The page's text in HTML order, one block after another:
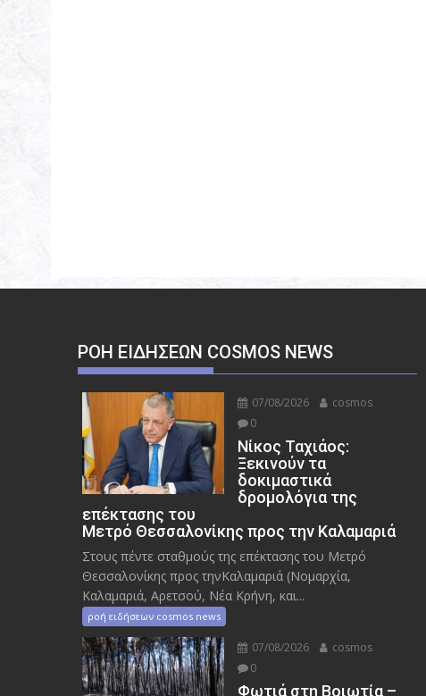
ΡΟΉ ΕΙΔΉΣΕΩΝ COSMOS NEWS
07/08/2026
cosmos
0
Νίκος Ταχιάος:
Ξεκινούν τα
δοκιμαστικά
δρομολόγια της
επέκτασης του
Μετρό Θεσσαλονίκης προς την Καλαμαριά
Στους πέντε σταθμούς της επέκτασης του Μετρό
Θεσσαλονίκης προς τηνΚαλαμαριά (Νομαρχία,
Καλαμαριά, Αρετσού, Νέα Κρήνη, και...
ροή ειδήσεων cosmos news
07/08/2026
cosmos
0
Φωτιά στη Βοιωτία –